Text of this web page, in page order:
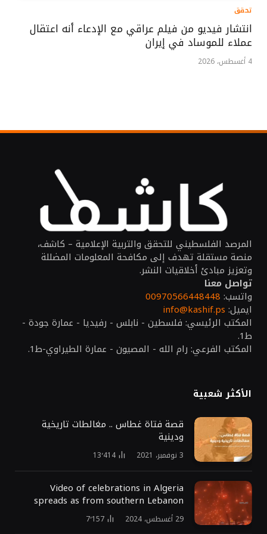
تحقق
انتشار فيديو من فيلم عراقي مع الإدعاء أنه اعتقال
عملاء للموساد في إيران
4 أغسطس، 2026
المرصد الفلسطيني للتحقق والتربية الإعلامية – كاشف،
منصة مستقلة تهدف إلى مكافحة المعلومات المضللة
وتعزيز مبادئ أخلاقيات النشر.
تواصل معنا
واتسب: 00970566448448
ايميل: info@kashif.ps
المكتب الرئيسي: فلسطين - نابلس - رفيديا - عمارة جودة -
ط1.
المكتب الفرعي: رام الله - المصيون - عمارة الطيراوي-ط1.
الأكثر شعبية
قصة فتاة غطاس .. مغالطات تاريخية
ودينية
3 نوفمبر، 2021 13٬414
Video of celebrations in Algeria
spreads as from southern Lebanon
29 أغسطس، 2024 7٬157